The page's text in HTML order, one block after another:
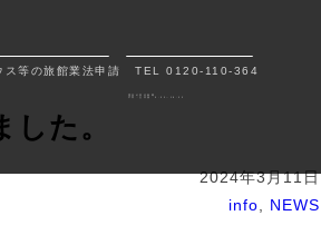
ス等の旅館業法申請 TEL 0120-110-364
た。
2024年3月11日
info, NEWS